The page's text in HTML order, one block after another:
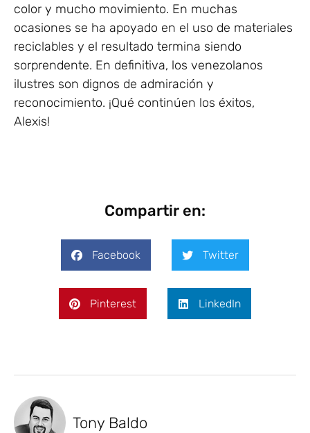
color y mucho movimiento. En muchas
ocasiones se ha apoyado en el uso de materiales
reciclables y el resultado termina siendo
sorprendente. En definitiva, los venezolanos
ilustres son dignos de admiración y
reconocimiento. ¡Qué continúen los éxitos,
Alexis!
Compartir en:
Facebook Twitter
Pinterest LinkedIn
Tony Baldo